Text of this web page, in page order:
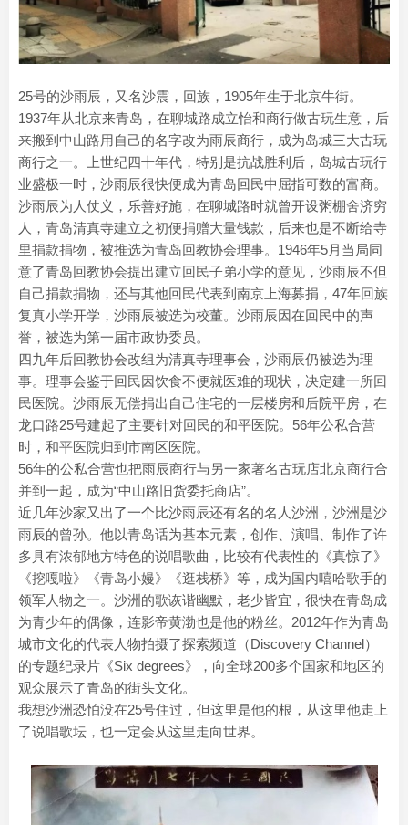
25号的沙雨辰，又名沙震，回族，1905年生于北京牛街。
1937年从北京来青岛，在聊城路成立怡和商行做古玩生意，后
来搬到中山路用自己的名字改为雨辰商行，成为岛城三大古玩
商行之一。上世纪四十年代，特别是抗战胜利后，岛城古玩行
业盛极一时，沙雨辰很快便成为青岛回民中屈指可数的富商。
沙雨辰为人仗义，乐善好施，在聊城路时就曾开设粥棚舍济穷
人，青岛清真寺建立之初便捐赠大量钱款，后来也是不断给寺
里捐款捐物，被推选为青岛回教协会理事。1946年5月当局同
意了青岛回教协会提出建立回民子弟小学的意见，沙雨辰不但
自己捐款捐物，还与其他回民代表到南京上海募捐，47年回族
复真小学开学，沙雨辰被选为校董。沙雨辰因在回民中的声
誉，被选为第一届市政协委员。
四九年后回教协会改组为清真寺理事会，沙雨辰仍被选为理
事。理事会鉴于回民因饮食不便就医难的现状，决定建一所回
民医院。沙雨辰无偿捐出自己住宅的一层楼房和后院平房，在
龙口路25号建起了主要针对回民的和平医院。56年公私合营
时，和平医院归到市南区医院。
56年的公私合营也把雨辰商行与另一家著名古玩店北京商行合
并到一起，成为“中山路旧货委托商店”。
近几年沙家又出了一个比沙雨辰还有名的名人沙洲，沙洲是沙
雨辰的曾孙。他以青岛话为基本元素，创作、演唱、制作了许
多具有浓郁地方特色的说唱歌曲，比较有代表性的《真惊了》
《挖嘎啦》《青岛小嫚》《逛栈桥》等，成为国内嘻哈歌手的
领军人物之一。沙洲的歌诙谐幽默，老少皆宜，很快在青岛成
为青少年的偶像，连影帝黄渤也是他的粉丝。2012年作为青岛
城市文化的代表人物拍摄了探索频道（Discovery Channel）
的专题纪录片《Six degrees》，向全球200多个国家和地区的
观众展示了青岛的街头文化。
我想沙洲恐怕没在25号住过，但这里是他的根，从这里他走上
了说唱歌坛，也一定会从这里走向世界。